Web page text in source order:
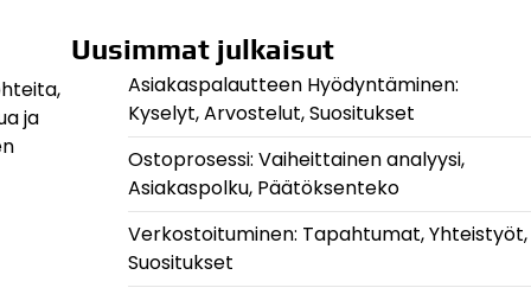
ja
Uusimmat julkaisut
Asiakaspalautteen Hyödyntäminen:
Kyselyt, Arvostelut, Suositukset
Ostoprosessi: Vaiheittainen analyysi,
Asiakaspolku, Päätöksenteko
Verkostoituminen: Tapahtumat, Yhteistyöt,
Suositukset